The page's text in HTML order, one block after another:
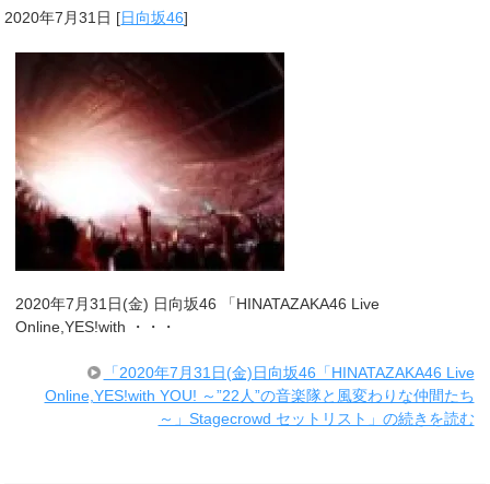
2020年7月31日 [日向坂46]
2020年7月31日(金) 日向坂46 「HINATAZAKA46 Live
Online,YES!with ・・・
「2020年7月31日(金)日向坂46「HINATAZAKA46 Live
Online,YES!with YOU! ～”22人”の音楽隊と風変わりな仲間たち
～」Stagecrowd セットリスト」の続きを読む